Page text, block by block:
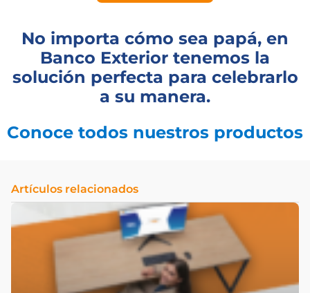
No importa cómo sea papá, en
Banco Exterior tenemos la
solución perfecta para celebrarlo
a su manera.
Conoce todos nuestros productos
Artículos relacionados